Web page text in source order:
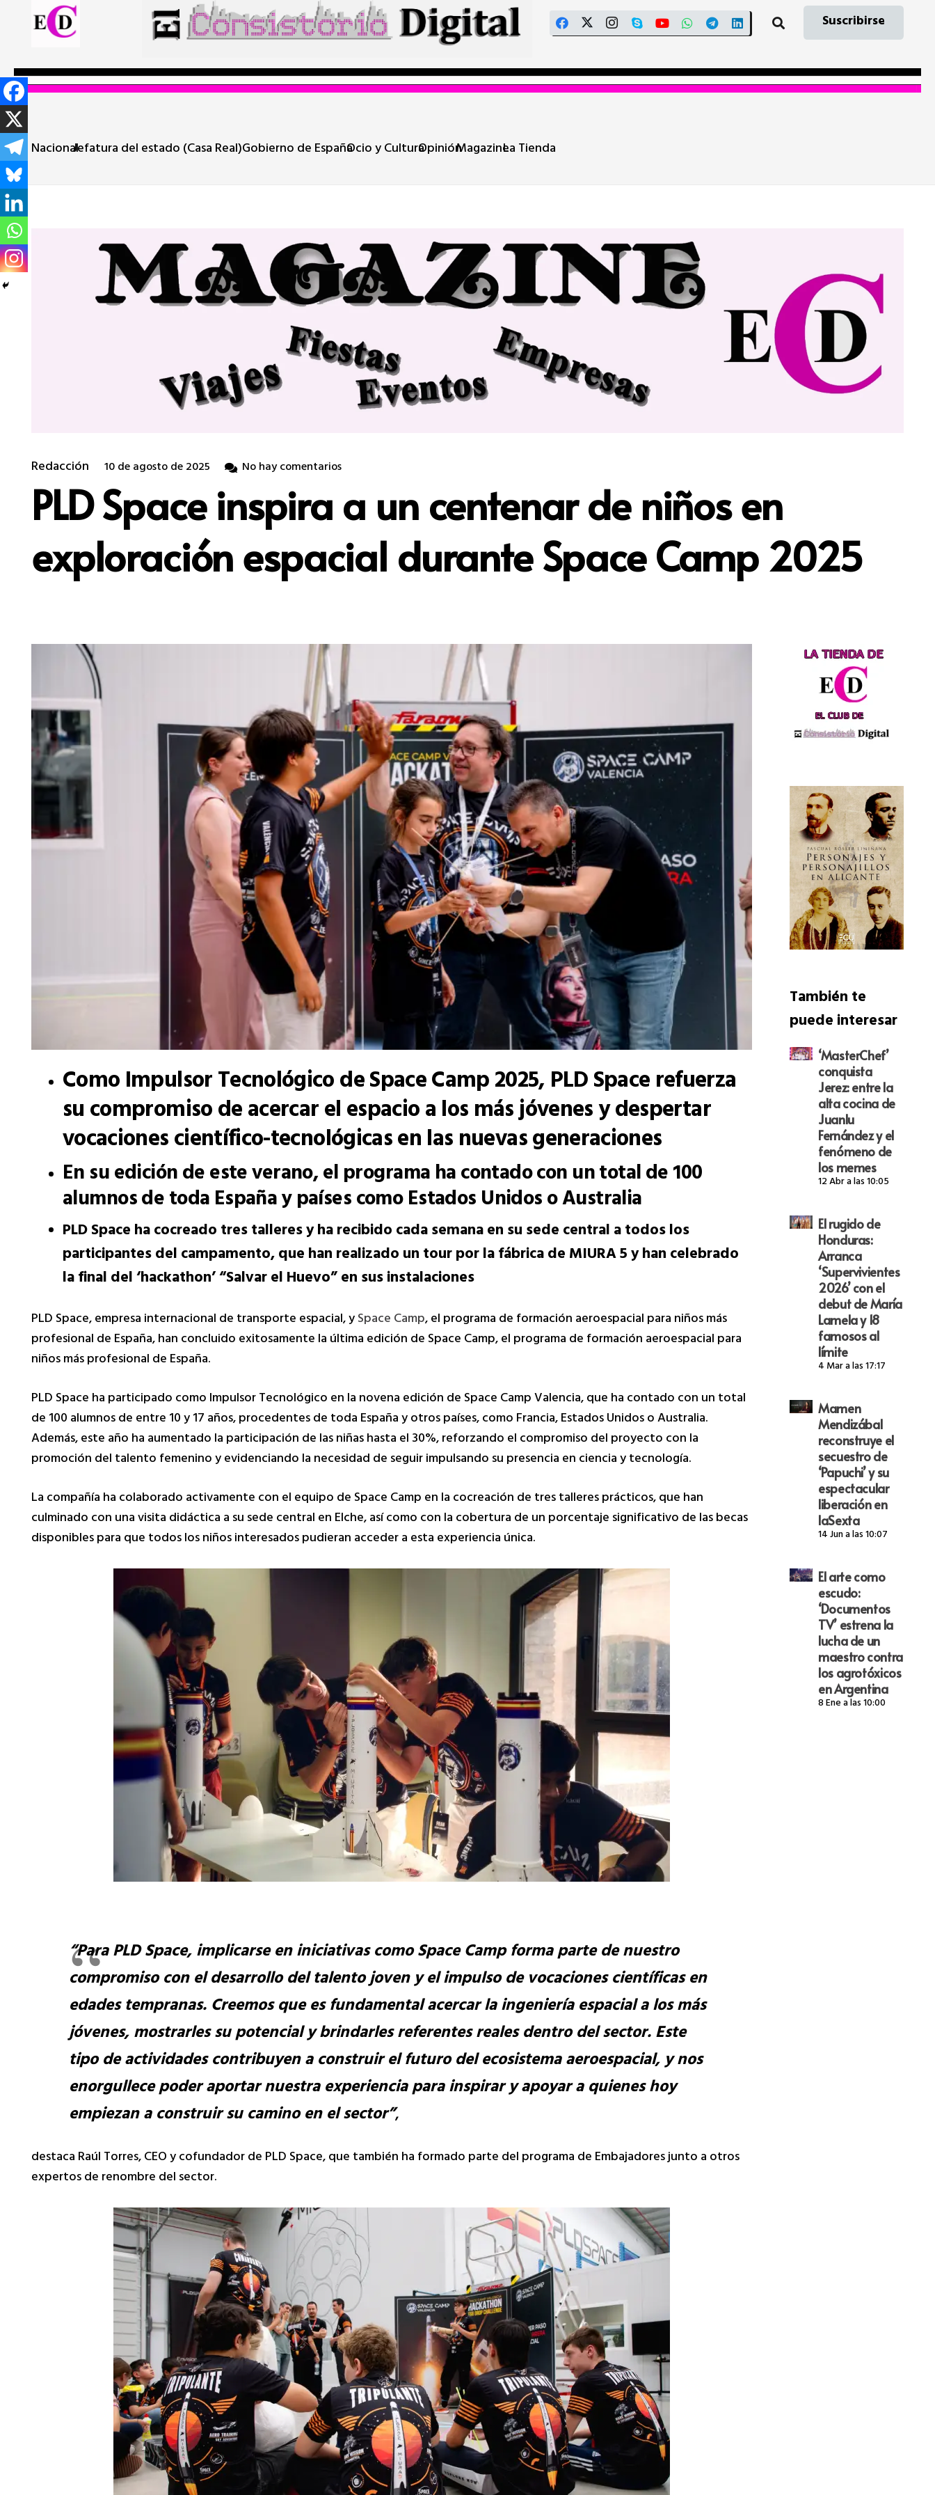
Suscribirse
NacionalJefatura del estado (Casa Real)Gobierno de EspañaOcio y CulturaOpiniónMagazineLa Tienda
Redacción 10 de agosto de 2025 No hay comentarios
PLD Space inspira a un centenar de niños en
exploración espacial durante Space Camp 2025
Como Impulsor Tecnológico de Space Camp 2025, PLD Space refuerza
su compromiso de acercar el espacio a los más jóvenes y despertar
vocaciones científico-tecnológicas en las nuevas generaciones
En su edición de este verano, el programa ha contado con un total de 100
alumnos de toda España y países como Estados Unidos o Australia
PLD Space ha cocreado tres talleres y ha recibido cada semana en su sede central a todos los
participantes del campamento, que han realizado un tour por la fábrica de MIURA 5 y han celebrado
la final del ‘hackathon’ “Salvar el Huevo” en sus instalaciones
PLD Space, empresa internacional de transporte espacial, ySpace Camp, el programa de formación aeroespacial para niños más
profesional de España, han concluido exitosamente la última edición de Space Camp, el programa de formación aeroespacial para
niños más profesional de España.
PLD Space ha participado como Impulsor Tecnológico en la novena edición de Space Camp Valencia, que ha contado con un total
de 100 alumnos de entre 10 y 17 años, procedentes de toda España y otros países, como Francia, Estados Unidos o Australia.
Además, este año ha aumentado la participación de las niñas hasta el 30%, reforzando el compromiso del proyecto con la
promoción del talento femenino y evidenciando la necesidad de seguir impulsando su presencia en ciencia y tecnología.
La compañía ha colaborado activamente con el equipo de Space Camp en la cocreación de tres talleres prácticos, que han
culminado con una visita didáctica a su sede central en Elche, así como con la cobertura de un porcentaje significativo de las becas
disponibles para que todos los niños interesados pudieran acceder a esta experiencia única.
“Para PLD Space, implicarse en iniciativas como Space Camp forma parte de nuestro
compromiso con el desarrollo del talento joven y el impulso de vocaciones científicas en
edades tempranas. Creemos que es fundamental acercar la ingeniería espacial a los más
jóvenes, mostrarles su potencial y brindarles referentes reales dentro del sector. Este
tipo de actividades contribuyen a construir el futuro del ecosistema aeroespacial, y nos
enorgullece poder aportar nuestra experiencia para inspirar y apoyar a quienes hoy
empiezan a construir su camino en el sector”,
destaca Raúl Torres, CEO y cofundador de PLD Space, que también ha formado parte del programa de Embajadores junto a otros
expertos de renombre del sector.
También te
puede interesar
‘MasterChef’
conquista
Jerez: entre la
alta cocina de
Juanlu
Fernández y el
fenómeno de
los memes
12 Abr a las 10:05
El rugido de
Honduras:
Arranca
‘Supervivientes
2026’ con el
debut de María
Lamela y 18
famosos al
límite
4 Mar a las 17:17
Mamen
Mendizábal
reconstruye el
secuestro de
‘Papuchi’ y su
espectacular
liberación en
laSexta
14 Jun a las 10:07
El arte como
escudo:
‘Documentos
TV’ estrena la
lucha de un
maestro contra
los agrotóxicos
en Argentina
8 Ene a las 10:00